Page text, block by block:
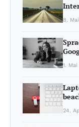
8.
1.
24.